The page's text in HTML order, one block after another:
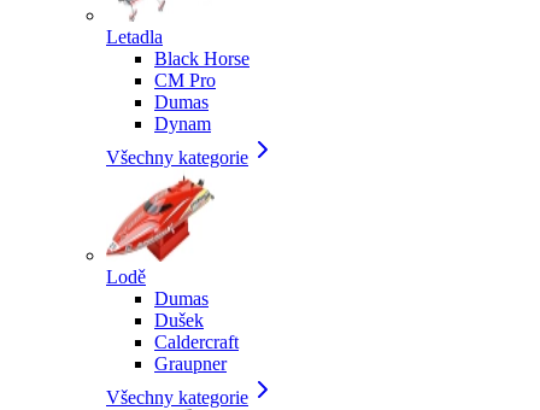
Letadla
Black Horse
CM Pro
Dumas
Dynam
Všechny kategorie
Lodě
Dumas
Dušek
Caldercraft
Graupner
Všechny kategorie